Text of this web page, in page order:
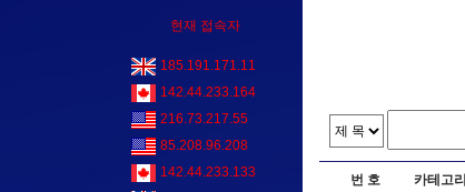
현재 접속자
185.191.171.11
142.44.233.164
216.73.217.55
85.208.96.208
142.44.233.133
번 호 카테고리